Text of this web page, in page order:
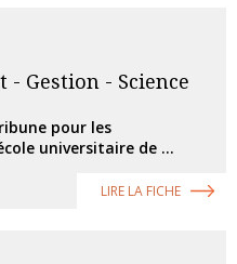
- Gestion - Science
pour les
universitaire de ...
LIRE LA FICHE